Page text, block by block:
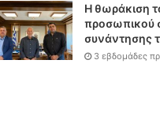
Η θωράκιση
προσωπικού
συνάντησης
3 εβδομάδες